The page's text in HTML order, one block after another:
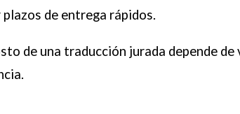
de entrega rápidos.
de una traducción jurada depende